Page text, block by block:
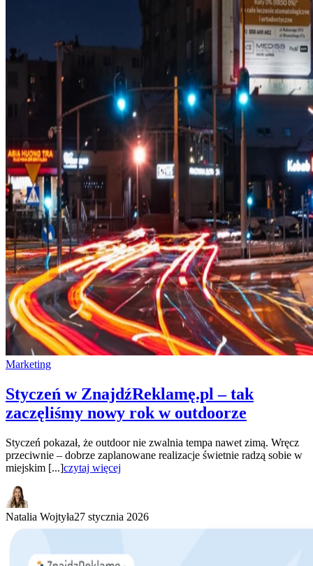
Marketing
Styczeń w ZnajdźReklamę.pl – tak
zaczęliśmy nowy rok w outdoorze
Styczeń pokazał, że outdoor nie zwalnia tempa nawet zimą. Wręcz
przeciwnie – dobrze zaplanowane realizacje świetnie radzą sobie w
miejskim [...]czytaj więcej
Natalia Wojtyła27 stycznia 2026